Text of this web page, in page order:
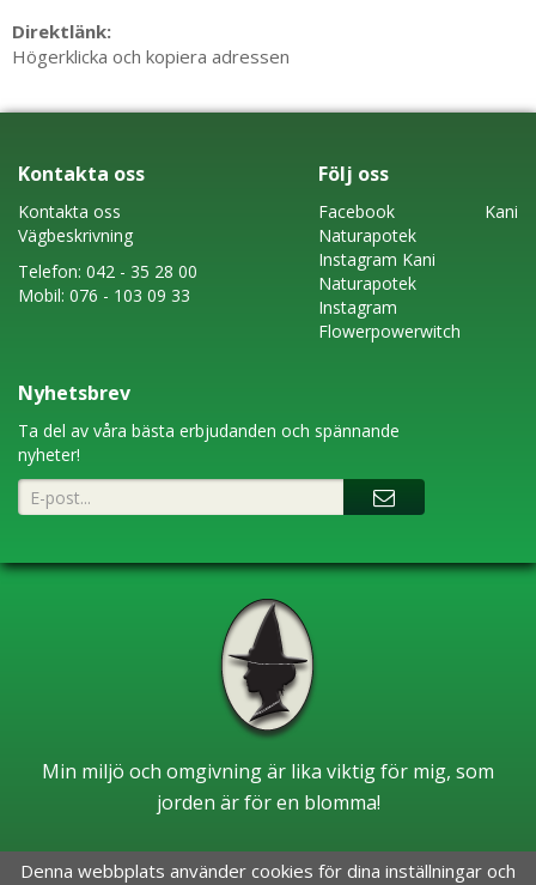
Direktlänk:
Högerklicka och kopiera adressen
Kontakta oss
Kontakta oss
Vägbeskrivning
Telefon: 042 - 35 28 00
Mobil: 076 - 103 09 33
Följ oss
FacebookKani
Naturapotek
Instagram Kani
Naturapotek
Instagram
Flowerpowerwitch
Nyhetsbrev
Ta del av våra bästa erbjudanden och spännande
nyheter!
Min miljö och omgivning är lika viktig för mig, som
jorden är för en blomma!
Denna webbplats använder cookies för dina inställningar och